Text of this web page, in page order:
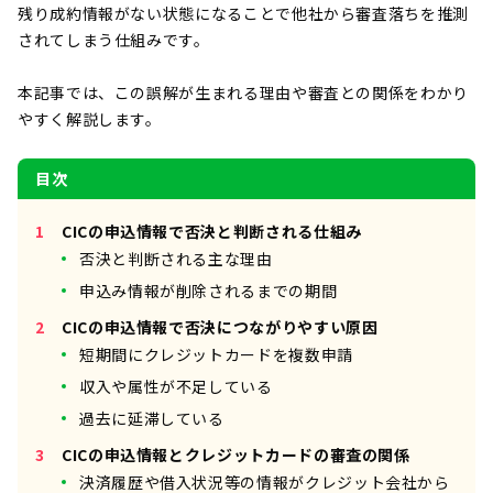
残り成約情報がない状態になることで他社から審査落ちを推測
されてしまう仕組みです。
本記事では、この誤解が生まれる理由や審査との関係をわかり
やすく解説します。
目次
CICの申込情報で否決と判断される仕組み
否決と判断される主な理由
申込み情報が削除されるまでの期間
CICの申込情報で否決につながりやすい原因
短期間にクレジットカードを複数申請
収入や属性が不足している
過去に延滞している
CICの申込情報とクレジットカードの審査の関係
決済履歴や借入状況等の情報がクレジット会社から